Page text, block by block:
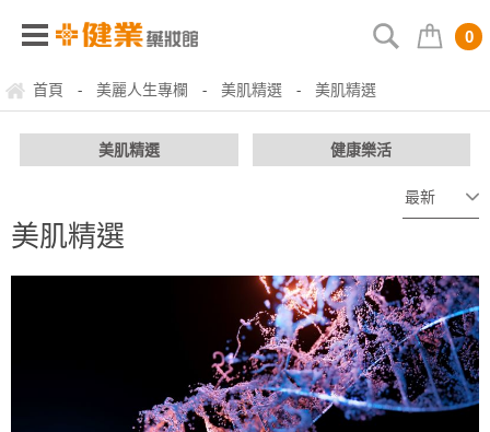
0
首頁 - 美麗人生專欄 - 美肌精選 - 美肌精選
美肌精選 健康樂活
美肌精選